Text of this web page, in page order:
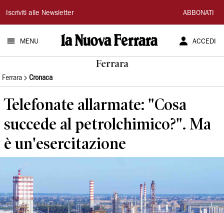
La
Nuova
Ferrara
Iscriviti alle Newsletter ABBONATI
MENU ACCEDI
Ferrara
Ferrara Cronaca
Telefonate allarmate: "Cosa
succede al petrolchimico?". Ma
è un'esercitazione